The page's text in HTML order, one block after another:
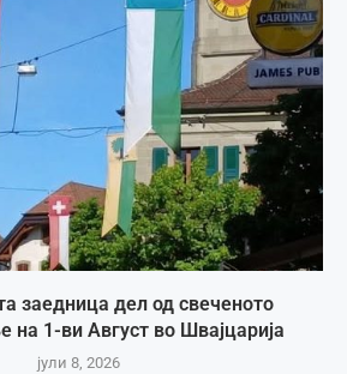
заедница дел од свеченото
на 1-ви Август во Швајцарија
јули 8, 2026